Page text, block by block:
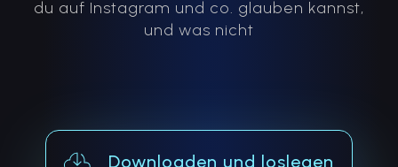
du auf Instagram und co. glauben kannst,
und was nicht
Downloaden und loslegen